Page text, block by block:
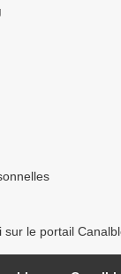
sur le portail